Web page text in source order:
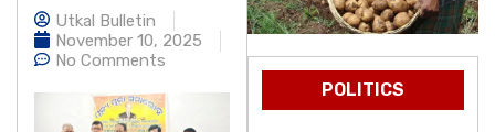
Utkal Bulletin
November 10, 2025
No Comments
POLITICS